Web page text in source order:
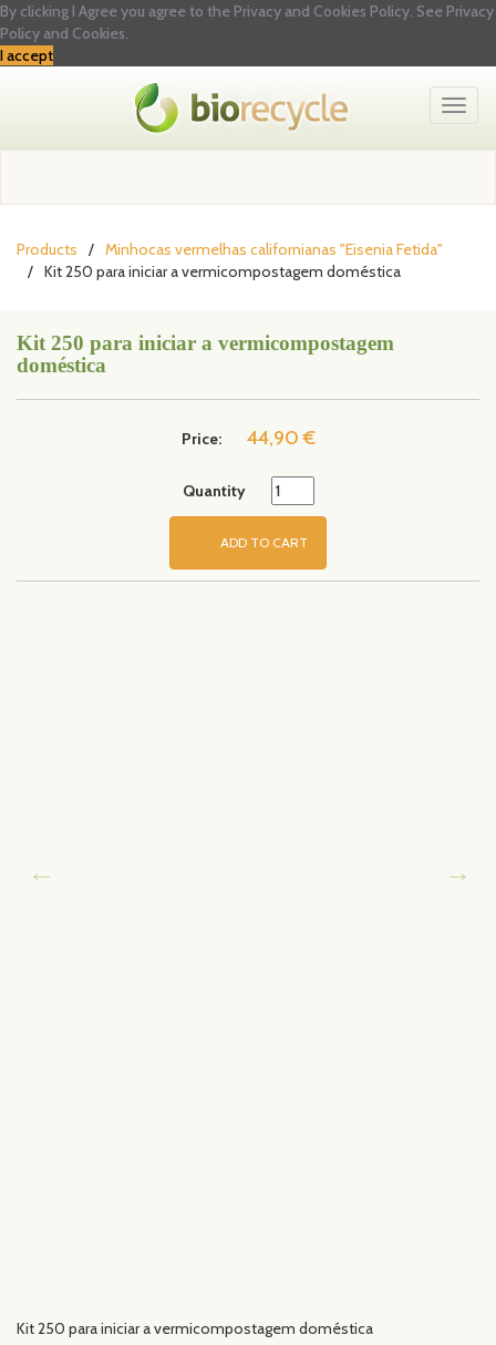
By clicking I Agree you agree to the Privacy and Cookies Policy. See Privacy
Policy and Cookies.
I accept
Products
Minhocas vermelhas californianas "Eisenia Fetida"
Kit 250 para iniciar a vermicompostagem doméstica
Kit 250 para iniciar a vermicompostagem
doméstica
Price: 44,90 €
Quantity
ADD TO CART
Kit 250 para iniciar a vermicompostagem doméstica